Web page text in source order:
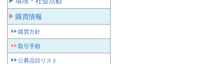
購買情報
購買方針
取引手順
公募品目リスト